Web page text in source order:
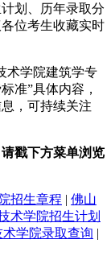
划、历年录取分
位考生收藏实时
术学院建筑学专
准”具体内容，
，可持续关注
戳下方菜单浏览
招生章程 | 佛山
术学院招生计划
学院录取查询 |